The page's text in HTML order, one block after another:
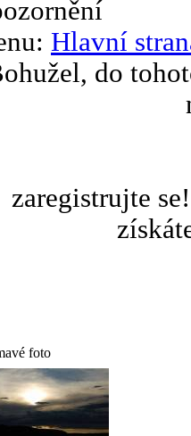
Hlavní
do
zaregistrujte
foto